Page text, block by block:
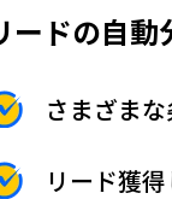
ードの自動
さまざま
リード獲